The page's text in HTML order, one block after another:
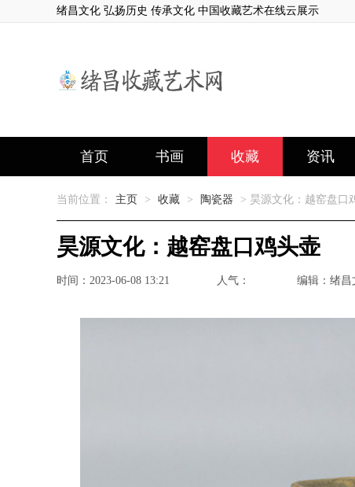
绪昌文化 弘扬历史 传承文化 中国收藏艺术在线云展示
首页 书画 收藏 资讯
当前位置： 主页 > 收藏 > 陶瓷器 > 昊源文化：越窑盘口
昊源文化：越窑盘口鸡头壶
时间：2023-06-08 13:21 人气： 编辑：绪昌